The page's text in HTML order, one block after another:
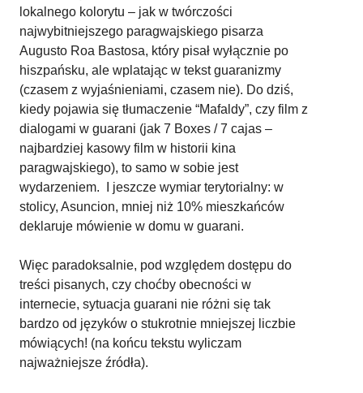
lokalnego kolorytu – jak w twórczości
najwybitniejszego paragwajskiego pisarza
Augusto Roa Bastosa, który pisał wyłącznie po
hiszpańsku, ale wplatając w tekst guaranizmy
(czasem z wyjaśnieniami, czasem nie). Do dziś,
kiedy pojawia się tłumaczenie “Mafaldy”, czy film z
dialogami w guarani (jak 7 Boxes / 7 cajas –
najbardziej kasowy film w historii kina
paragwajskiego), to samo w sobie jest
wydarzeniem. I jeszcze wymiar terytorialny: w
stolicy, Asuncion, mniej niż 10% mieszkańców
deklaruje mówienie w domu w guarani.
Więc paradoksalnie, pod względem dostępu do
treści pisanych, czy choćby obecności w
internecie, sytuacja guarani nie różni się tak
bardzo od języków o stukrotnie mniejszej liczbie
mówiących! (na końcu tekstu wyliczam
najważniejsze źródła).